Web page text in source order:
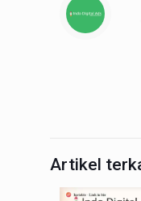
Artikel